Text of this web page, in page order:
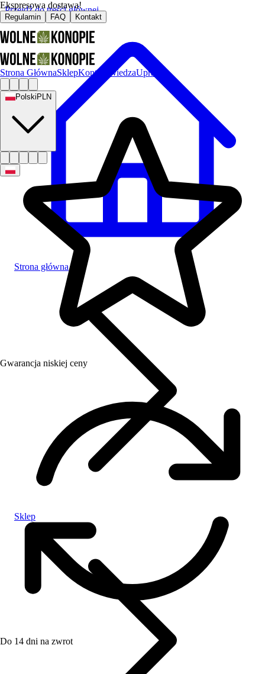
Przejdź do treści głównej
Ekspresowa dostawa!
Regulamin FAQ Kontakt
Strona GłównaSklepKontakt WiedzaUprawa
Polski PLN
Gwarancja niskiej ceny
Do 14 dni na zwrot
Strona główna
Sklep